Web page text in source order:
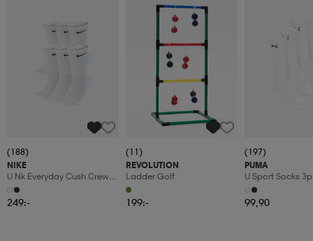
(188)
NIKE
U Nk Everyday Cush Crew
6pr-Bd
249:-
(11)
REVOLUTION
Ladder Golf
199:-
(197)
PUMA
U Sport Socks 3p
99,90